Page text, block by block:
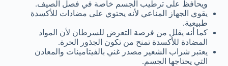
ويحافظ على ترطيب الجسم خاصة في فصل الصيف.
يقوي الجهاز المناعي لأنه يحتوي على مضادات للأكسدة
طبيعية.
كما أنه يقلل من فرصة التعرض للسرطان لأن المواد
المضادة للأكسدة تمنح من تكون الجذور الحرة.
يعتبر شراب الشعير مصدر غني بالفيتامينات والمعادن
التي يحتاجها الجسم.